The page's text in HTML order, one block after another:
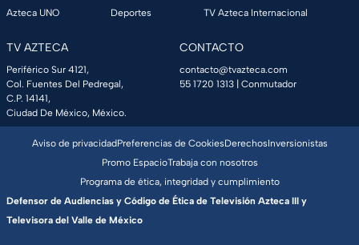
Azteca UNO
Deportes
TV Azteca Internacional
TV AZTECA
Periférico Sur 4121,
Col. Fuentes Del Pedregal,
C.P. 14141,
Ciudad De México, México.
CONTACTO
contacto@tvazteca.com
55 1720 1313 | Conmutador
Aviso de privacidadPreferencias de CookiesDerechosInversionistas
Promo EspacioTrabaja con nosotros
Programa de ética, integridad y cumplimiento
Defensor de Audiencias y Código de Ética de Televisión Azteca III y
Televisora del Valle de México